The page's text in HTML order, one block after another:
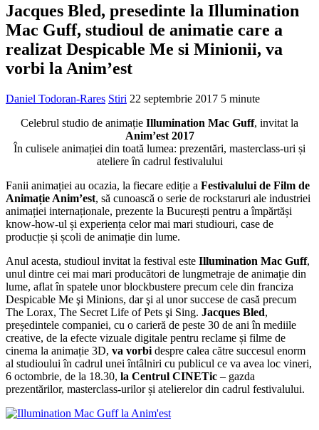
Jacques Bled, presedinte la Illumination
Mac Guff, studioul de animatie care a
realizat Despicable Me si Minionii, va
vorbi la Anim’est
Daniel Todoran-Rares Stiri 22 septembrie 2017 5 minute
Celebrul studio de animație Illumination Mac Guff, invitat la
Anim’est 2017
În culisele animației din toată lumea: prezentări, masterclass-uri și
ateliere în cadrul festivalului
Fanii animației au ocazia, la fiecare ediție a Festivalului de Film de
Animație Anim’est, să cunoască o serie de rockstaruri ale industriei
animației internaționale, prezente la București pentru a împărtăși
know-how-ul și experiența celor mai mari studiouri, case de
producție și școli de animație din lume.
Anul acesta, studioul invitat la festival este Illumination Mac Guff,
unul dintre cei mai mari producători de lungmetraje de animaţie din
lume, aflat în spatele unor blockbustere precum cele din franciza
Despicable Me şi Minions, dar şi al unor succese de casă precum
The Lorax, The Secret Life of Pets şi Sing. Jacques Bled,
președintele companiei, cu o carieră de peste 30 de ani în mediile
creative, de la efecte vizuale digitale pentru reclame și filme de
cinema la animație 3D, va vorbi despre calea către succesul enorm
al studioului în cadrul unei întâlniri cu publicul ce va avea loc vineri,
6 octombrie, de la 18.30, la Centrul CINETic – gazda
prezentărilor, masterclass-urilor și atelierelor din cadrul festivalului.